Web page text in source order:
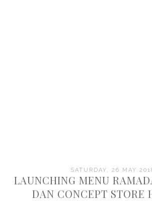
SATURDAY, 26 MAY
LAUNCHING MENU
DAN CONCEPT STORE